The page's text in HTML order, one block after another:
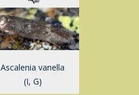
Ascalenia vanella
(I, G)